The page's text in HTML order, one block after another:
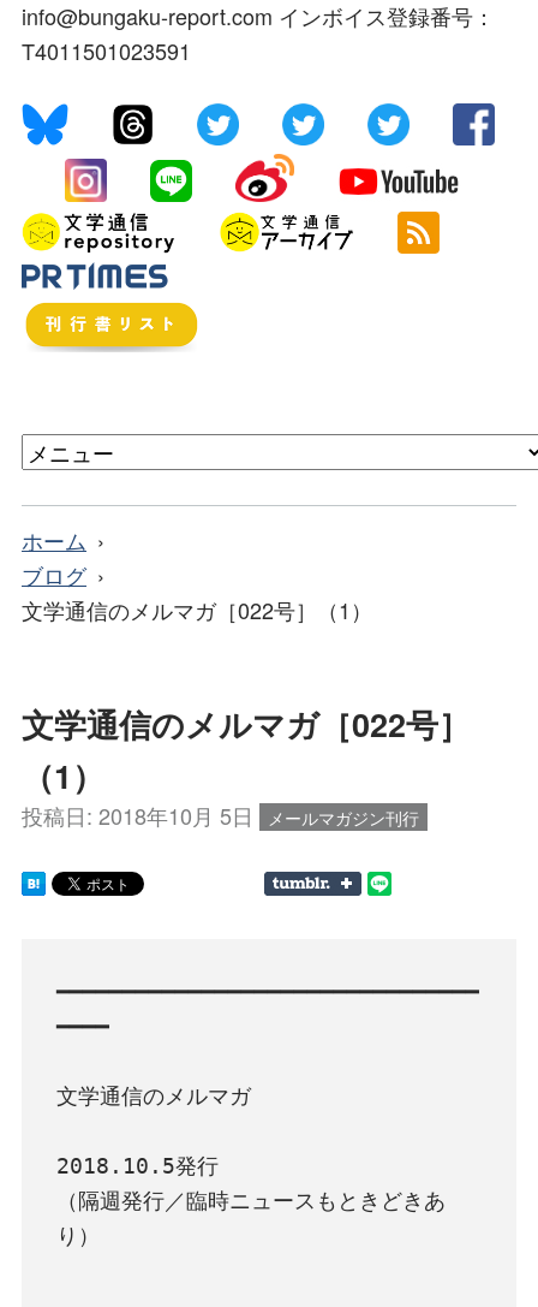
info@bungaku-report.com インボイス登録番号：
T4011501023591
ホーム
ブログ
文学通信のメルマガ［022号］（1）
文学通信のメルマガ［022号］
（1）
投稿日: 2018年10月 5日 メールマガジン刊行
━━━━━━━━━━━━━━━━━━━━━━━━━━━━━━━━
━━━━
文学通信のメルマガ
2018.10.5発行
（隔週発行／臨時ニュースもときどきあ
り）